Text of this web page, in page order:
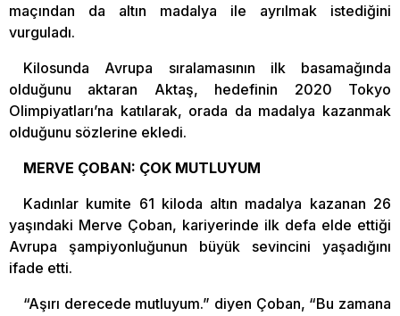
maçından da altın madalya ile ayrılmak istediğini
vurguladı.
Kilosunda Avrupa sıralamasının ilk basamağında
olduğunu aktaran Aktaş, hedefinin 2020 Tokyo
Olimpiyatları’na katılarak, orada da madalya kazanmak
olduğunu sözlerine ekledi.
MERVE ÇOBAN: ÇOK MUTLUYUM
Kadınlar kumite 61 kiloda altın madalya kazanan 26
yaşındaki Merve Çoban, kariyerinde ilk defa elde ettiği
Avrupa şampiyonluğunun büyük sevincini yaşadığını
ifade etti.
“Aşırı derecede mutluyum.” diyen Çoban, “Bu zamana